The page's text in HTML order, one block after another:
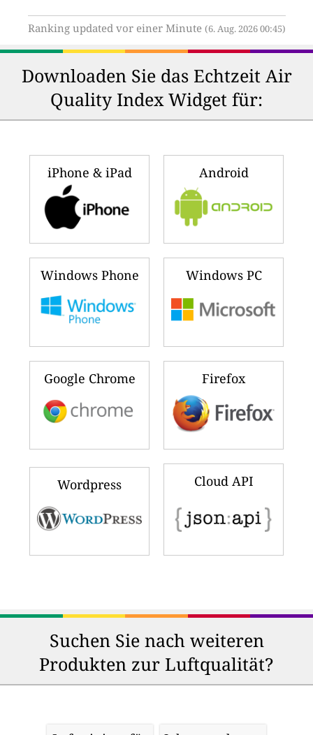
Ranking updated vor einer Minute (6. Aug. 2026 00:45)
Downloaden Sie das Echtzeit Air
Quality Index Widget für:
iPhone & iPad Android
Windows Phone Windows PC
Google Chrome Firefox
Wordpress Cloud API
Suchen Sie nach weiteren
Produkten zur Luftqualität?